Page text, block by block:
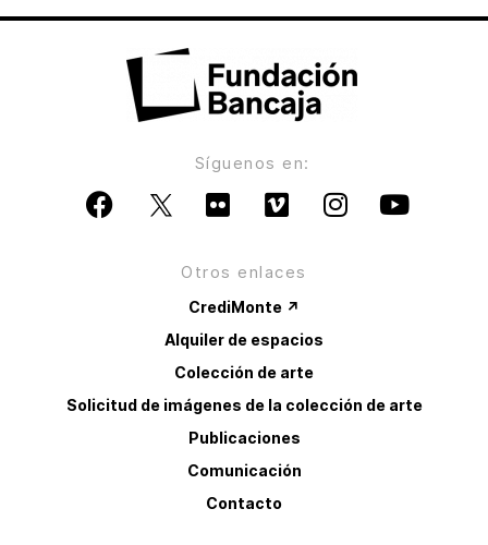
Síguenos en:
Otros enlaces
CrediMonte ↗
Alquiler de espacios
Colección de arte
Solicitud de imágenes de la colección de arte
Publicaciones
Comunicación
Contacto